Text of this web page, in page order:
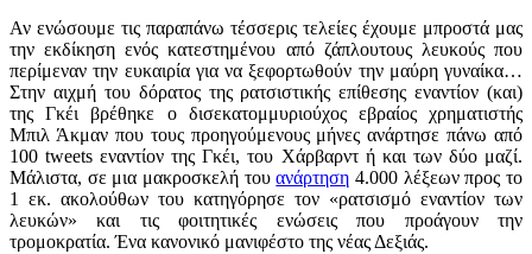
Αν ενώσουμε τις παραπάνω τέσσερις τελείες έχουμε μπροστά μας
την εκδίκηση ενός κατεστημένου από ζάπλουτους λευκούς που
περίμεναν την ευκαιρία για να ξεφορτωθούν την μαύρη γυναίκα…
Στην αιχμή του δόρατος της ρατσιστικής επίθεσης εναντίον (και)
της Γκέι βρέθηκε ο δισεκατομμυριούχος εβραίος χρηματιστής
Μπιλ Άκμαν που τους προηγούμενους μήνες ανάρτησε πάνω από
100 tweets εναντίον της Γκέι, του Χάρβαρντ ή και των δύο μαζί.
Μάλιστα, σε μια μακροσκελή τουανάρτηση 4.000 λέξεων προς το
1 εκ. ακολούθων του κατηγόρησε τον «ρατσισμό εναντίον των
λευκών» και τις φοιτητικές ενώσεις που προάγουν την
τρομοκρατία. Ένα κανονικό μανιφέστο της νέας Δεξιάς.